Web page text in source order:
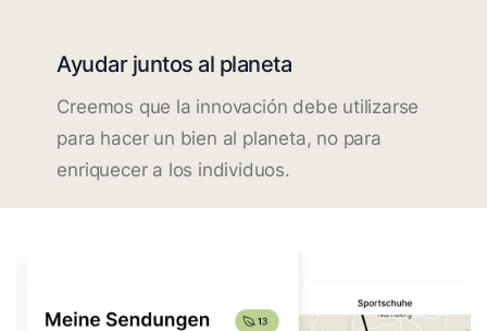
Ayudar juntos al planeta
Creemos que la innovación debe utilizarse
para hacer un bien al planeta, no para
enriquecer a los individuos.